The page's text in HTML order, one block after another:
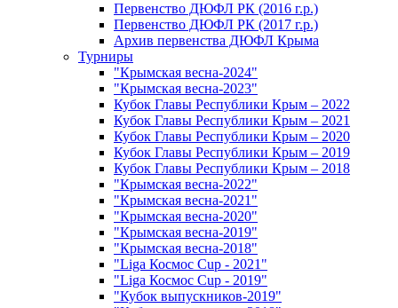
Первенство ДЮФЛ РК (2016 г.р.)
Первенство ДЮФЛ РК (2017 г.р.)
Архив первенства ДЮФЛ Крыма
Турниры
"Крымская весна-2024"
"Крымская весна-2023"
Кубок Главы Республики Крым – 2022
Кубок Главы Республики Крым – 2021
Кубок Главы Республики Крым – 2020
Кубок Главы Республики Крым – 2019
Кубок Главы Республики Крым – 2018
"Крымская весна-2022"
"Крымская весна-2021"
"Крымская весна-2020"
"Крымская весна-2019"
"Крымская весна-2018"
"Liga Космос Cup - 2021"
"Liga Космос Cup - 2019"
"Кубок выпускников-2019"